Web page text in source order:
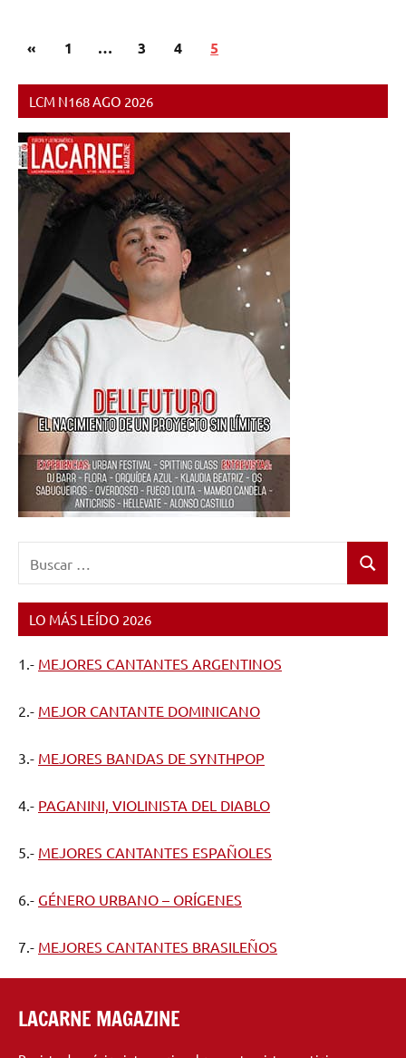
VIDEOS
Paginación
entradas
«Entradas
1 … 3 4 5
LCM N168 AGO 2026
Buscar
LO MÁS LEÍDO 2026
1.- MEJORES CANTANTES ARGENTINOS
2.- MEJOR CANTANTE DOMINICANO
3.- MEJORES BANDAS DE SYNTHPOP
4.- PAGANINI, VIOLINISTA DEL DIABLO
5.- MEJORES CANTANTES ESPAÑOLES
6.- GÉNERO URBANO – ORÍGENES
7.- MEJORES CANTANTES BRASILEÑOS
LACARNE MAGAZINE